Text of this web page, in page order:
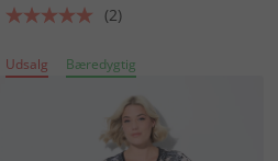
(2)
Udsalg Bæredygtig